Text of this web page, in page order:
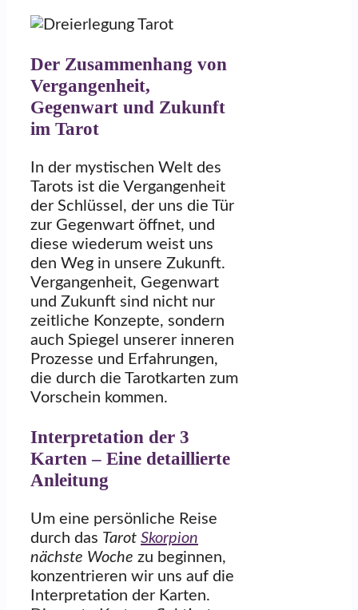
Der Zusammenhang von
Vergangenheit,
Gegenwart und Zukunft
im Tarot
In der mystischen Welt des
Tarots ist die Vergangenheit
der Schlüssel, der uns die Tür
zur Gegenwart öffnet, und
diese wiederum weist uns
den Weg in unsere Zukunft.
Vergangenheit, Gegenwart
und Zukunft sind nicht nur
zeitliche Konzepte, sondern
auch Spiegel unserer inneren
Prozesse und Erfahrungen,
die durch die Tarotkarten zum
Vorschein kommen.
Interpretation der 3
Karten – Eine detaillierte
Anleitung
Um eine persönliche Reise
durch das Tarot Skorpion
nächste Woche zu beginnen,
konzentrieren wir uns auf die
Interpretation der Karten.